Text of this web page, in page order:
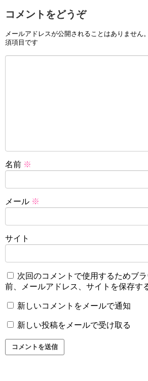
コメントをどうぞ
メールアドレスが公開されることはありません。
須項目です
名前 ※
メール ※
サイト
次回のコメントで使用するためブ
前、メールアドレス、サイトを保存す
新しいコメントをメールで通知
新しい投稿をメールで受け取る